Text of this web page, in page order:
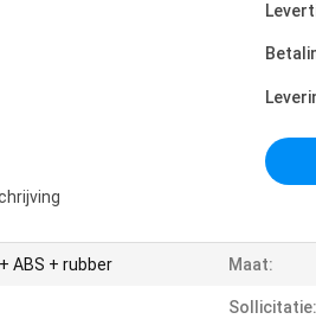
ABS + rubber Maat:
Sollicitatie: